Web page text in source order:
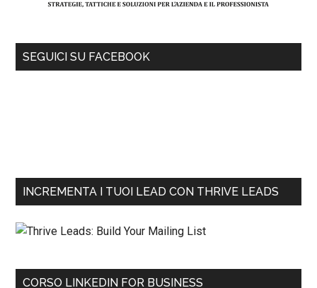
SEGUICI SU FACEBOOK
INCREMENTA I TUOI LEAD CON THRIVE LEADS
CORSO LINKEDIN FOR BUSINESS